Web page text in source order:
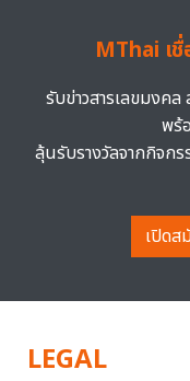
MThai เ
รับข่าวสารเลขมงคล
พร้
ลุ้นรับรางวัลจากกิจก
เปิดส
LEGAL